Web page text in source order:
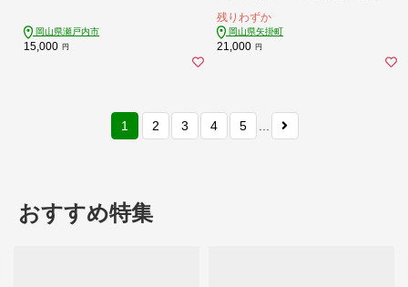
岡山県瀬戸内市
15,000 円
発酵亭
残りわずか
岡山県矢掛町
21,000 円
1 2 3 4 5
おすすめ特集